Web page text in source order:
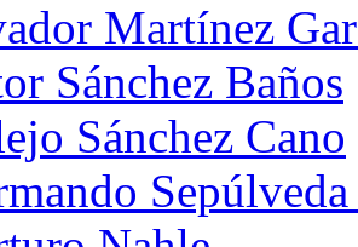
Martínez
Sánchez Baños
Sánchez Cano